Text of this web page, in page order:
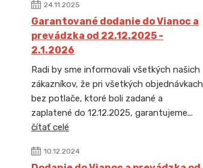
24.11.2025
Garantované dodanie do Vianoc a
prevádzka od 22.12.2025 -
2.1.2026
Radi by sme informovali všetkých našich
zákazníkov, že pri všetkých objednávkach
bez potlače, ktoré boli zadané a
zaplatené do 12.12.2025, garantujeme...
čítať celé
10.12.2024